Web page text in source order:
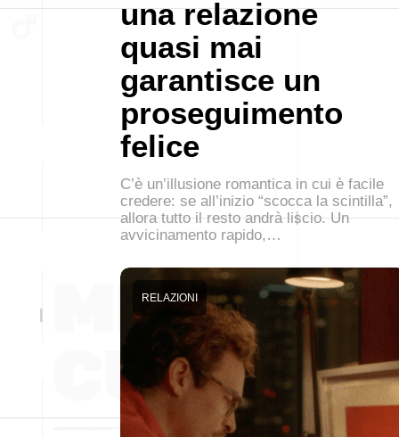
una relazione
quasi mai
garantisce un
proseguimento
felice
C’è un’illusione romantica in cui è facile
credere: se all’inizio “scocca la scintilla”,
allora tutto il resto andrà liscio. Un
avvicinamento rapido,…
RELAZIONI